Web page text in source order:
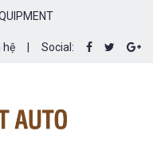
hệ Social: